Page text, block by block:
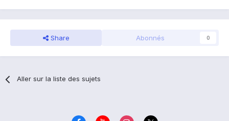
Share Abonnés 0
Aller sur la liste des sujets